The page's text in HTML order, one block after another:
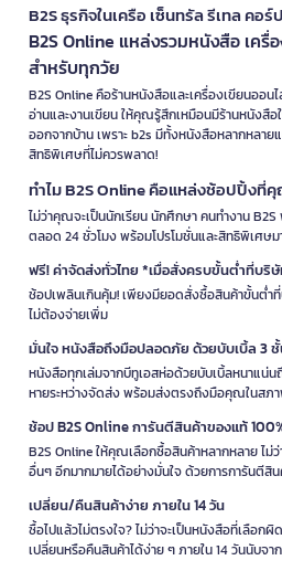
B2S ธุรกิจในเครือ เซ็นทรัล รีเทล คอ
B2S Online แหล่งรวมหนังสือ เครื่
สำหรับทุกวัย
B2S Online คือร้านหนังสือและเครื่องเขียนออ
อ่านและงานเขียน ให้คุณรู้สึกเหมือนมีร้านหนังสื
ออกจากบ้าน เพราะ b2s มีทั้งหนังสือหลากหลา
สิทธิพิเศษที่ไม่ควรพลาด!
ทำไม B2S Online คือแหล่งช้อปปิ้งที่
ไม่ว่าคุณจะเป็นนักเรียน นักศึกษา คนทำงาน
ตลอด 24 ชั่วโมง พร้อมโปรโมชั่นและสิทธิพิเศษม
ฟรี! ค่าจัดส่งทั่วไทย *เมื่อสั่งครบขั้นต่ำที่บริ
ช้อปเพลินเกินคุ้ม! เพียงมียอดสั่งซื้อสินค้าขั้นต่ำ
ไม่ต้องจ่ายเพิ่ม
มั่นใจ หนังสือถึงมือปลอดภัย ด้วยบับเบิ้ล 3
หนังสือทุกเล่มจากบีทูเอสห่อด้วยบับเบิ้ลหนาแน่น
หายระหว่างจัดส่ง พร้อมส่งตรงถึงมือคุณในส
ช้อป B2S Online การันตีสินค้าของแท้
B2S Online ให้คุณเลือกซื้อสินค้าหลากหลาย ไม่
อื่นๆ อีกมากมายได้อย่างมั่นใจ ด้วยการการันตีสิ
เปลี่ยน/คืนสินค้าง่าย ภายใน 14 วัน
ซื้อไปแล้วไม่ตรงใจ? ไม่ว่าจะเป็นหนังสือที่เลือ
เปลี่ยนหรือคืนสินค้าได้ง่าย ๆ ภายใน 14 วันนับจา